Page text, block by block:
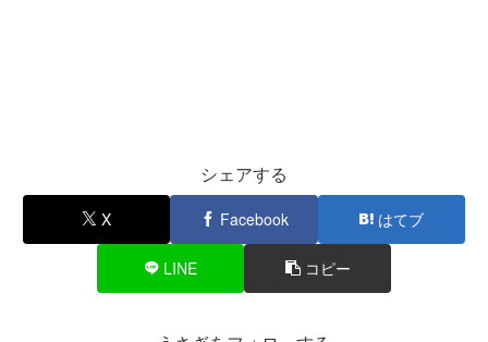
シェアする
X Facebook はてブ
LINE コピー